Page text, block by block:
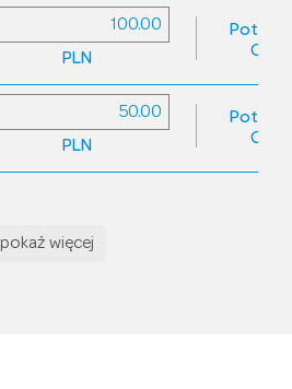
PLN
PLN
pokaż więcej